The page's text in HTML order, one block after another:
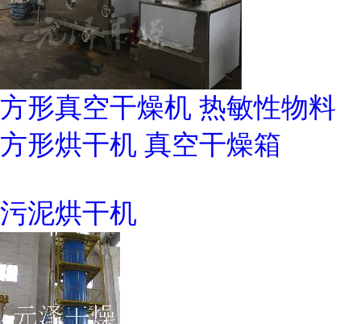
方形真空干燥机 热敏性物料
方形烘干机 真空干燥箱
污泥烘干机